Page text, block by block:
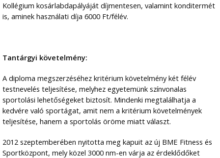
Kollégium kosárlabdapályáját díjmentesen, valamint konditermét
is, aminek használati díja 6000 Ft/félév.
Tantárgyi követelmény:
A diploma megszerzéséhez kritérium követelmény két félév
testnevelés teljesítése, melyhez egyetemünk színvonalas
sportolási lehetőségeket biztosít. Mindenki megtalálhatja a
kedvére való sportágat, amit nem a kritérium követelmények
teljesítése, hanem a sportolás öröme miatt választ.
2012 szeptemberében nyitotta meg kapuit az új BME Fitness és
Sportközpont, mely közel 3000 nm-en várja az érdeklődőket